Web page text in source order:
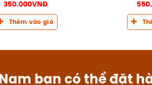
350.000VNĐ
Thêm vào giỏ
bạn có thể đặt